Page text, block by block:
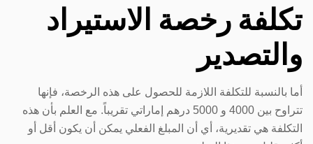
تكلفة رخصة الاستيراد
والتصدير
أما بالنسبة للتكلفة اللازمة للحصول على هذه الرخصة، فإنها
تتراوح بين 4000 و 5000 درهم إماراتي تقريباً. مع العلم بأن هذه
التكلفة هي تقديرية، أي أن المبلغ الفعلي يمكن أن يكون أقل أو